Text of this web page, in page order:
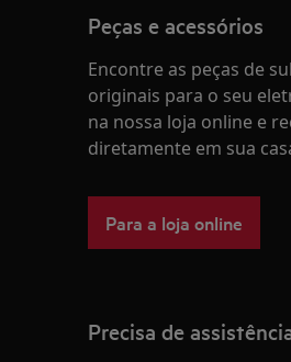
Peças e acessórios
Encontre as peças de
originais para o seu
na nossa loja online e
diretamente em sua
Para a loja online
Precisa de